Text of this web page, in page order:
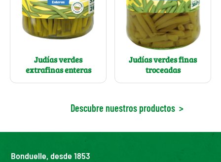
Judías verdes
extrafinas enteras
Judías verdes finas
troceadas
Descubre nuestros productos >
Bonduelle, desde 1853